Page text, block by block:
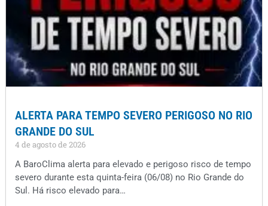
ALERTA PARA TEMPO SEVERO PERIGOSO NO RIO
GRANDE DO SUL
4 de agosto de 2026
A BaroClima alerta para elevado e perigoso risco de tempo
severo durante esta quinta-feira (06/08) no Rio Grande do
Sul. Há risco elevado para…